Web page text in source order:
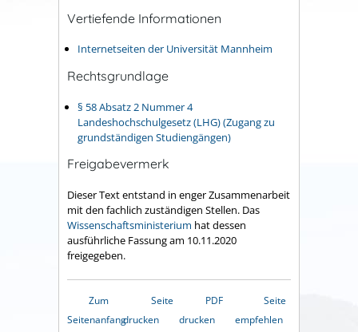
Vertiefende Informationen
Internetseiten der Universität Mannheim
Rechtsgrundlage
§ 58 Absatz 2 Nummer 4
Landeshochschulgesetz (LHG) (Zugang zu
grundständigen Studiengängen)
Freigabevermerk
Dieser Text entstand in enger Zusammenarbeit
mit den fachlich zuständigen Stellen. Das
Wissenschaftsministerium hat dessen
ausführliche Fassung am 10.11.2020
freigegeben.
Zum
Seitenanfang
Seite
drucken
PDF
drucken
Seite
empfehlen